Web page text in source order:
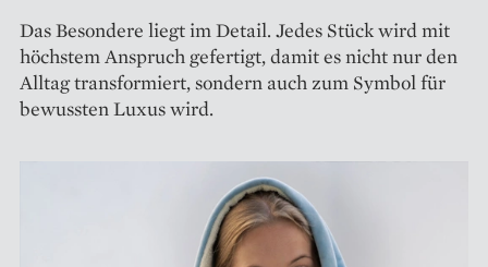
Das Besondere liegt im Detail. Jedes Stück wird mit
höchstem Anspruch gefertigt, damit es nicht nur den
Alltag transformiert, sondern auch zum Symbol für
bewussten Luxus wird.